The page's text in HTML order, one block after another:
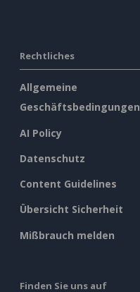
Rechtliches
Allgemeine
Geschäftsbedingungen
AI Policy
Datenschutz
Content Guidelines
Übersicht Sicherheit
Mißbrauch melden
Finden Sie uns auf